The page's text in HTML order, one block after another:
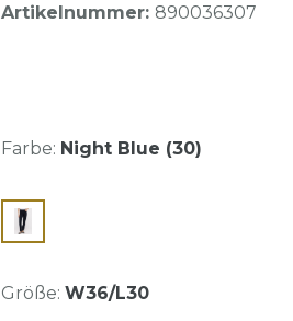
Artikelnummer: 890036307
Farbe: Night Blue (30)
Größe: W36/L30